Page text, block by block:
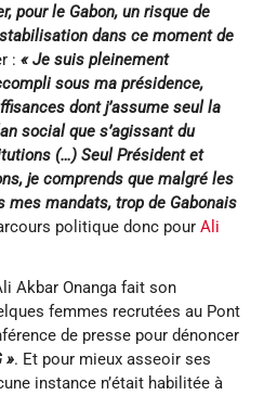
pour le Gabon, un risque de
dans ce moment de
: «Je suis pleinement
sous ma présidence,
dont j’assume seul la
social que s’agissant du
(…) Seul Président et
je comprends que malgré les
mandats, trop de Gabonais
politique donc pour Ali
Akbar Onanga fait son
femmes recrutées au Pont
de presse pour dénoncer
». Et pour mieux asseoir ses
instance n’était habilitée à